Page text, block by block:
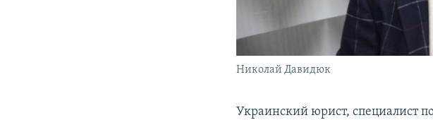
Николай Давидюк
Украинский юрист, специалист